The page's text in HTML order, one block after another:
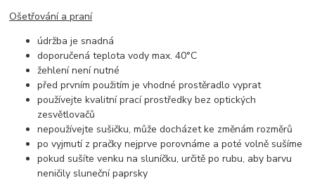
Ošetřování a praní
údržba je snadná
doporučená teplota vody max. 40°C
žehlení není nutné
před prvním použitím je vhodné prostěradlo vyprat
používejte kvalitní prací prostředky bez optických
zesvětlovačů
nepoužívejte sušičku, může docházet ke změnám rozměrů
po vyjmutí z pračky nejprve porovnáme a poté volně sušíme
pokud sušíte venku na sluníčku, určitě po rubu, aby barvu
neničily sluneční paprsky